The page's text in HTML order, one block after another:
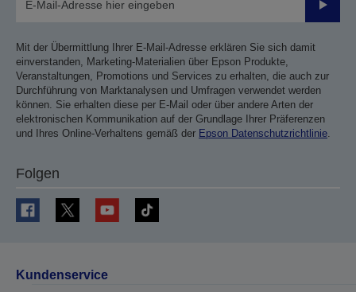
Mit der Übermittlung Ihrer E-Mail-Adresse erklären Sie sich damit
einverstanden, Marketing-Materialien über Epson Produkte,
Veranstaltungen, Promotions und Services zu erhalten, die auch zur
Durchführung von Marktanalysen und Umfragen verwendet werden
können. Sie erhalten diese per E-Mail oder über andere Arten der
elektronischen Kommunikation auf der Grundlage Ihrer Präferenzen
und Ihres Online-Verhaltens gemäß der Epson Datenschutzrichtlinie.
Folgen
Kundenservice